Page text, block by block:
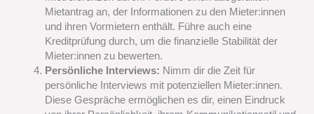
Mietantrag an, der Informationen zu den Mieter:innen
und ihren Vormietern enthält. Führe auch eine
Kreditprüfung durch, um die finanzielle Stabilität der
Mieter:innen zu bewerten.
Persönliche Interviews: Nimm dir die Zeit für
persönliche Interviews mit potenziellen Mieter:innen.
Diese Gespräche ermöglichen es dir, einen Eindruck